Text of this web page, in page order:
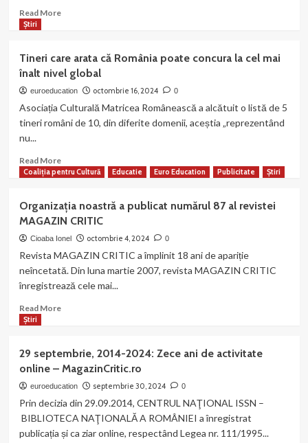
în
Read MoreRead
Iuliana
Gorea-
Costin:
“Basarabia-
icoană
purtată…”
Știri
Tineri care arata că România poate concura la cel mai
înalt nivel global
euroeducation octombrie 16, 2024 0
Asociația Culturală Matricea Românească a alcătuit o listă de 5
tineri români de 10, din diferite domenii, aceștia „reprezentând
nu...
Read MoreRead
more
care
arata
că
România
concura
la
global
Coaliția pentru Cultură Educatie Euro Education Publicitate Știri
Organizația noastră a publicat numărul 87 al revistei
MAGAZIN CRITIC
Cioaba Ionel octombrie 4, 2024 0
Revista MAGAZIN CRITIC a împlinit 18 ani de apariție
neîncetată. Din luna martie 2007, revista MAGAZIN CRITIC
înregistrează cele mai...
Read MoreRead
noastră
a
publicat
numărul
al
revistei
Știri
29 septembrie, 2014-2024: Zece ani de activitate
online – MagazinCritic.ro
euroeducation septembrie 30, 2024 0
Prin decizia din 29.09.2014, CENTRUL NAŢIONAL ISSN –
BIBLIOTECA NAŢIONALĂ A ROMÂNIEI a înregistrat
publicația și ca ziar online, respectând Legea nr. 111/1995...